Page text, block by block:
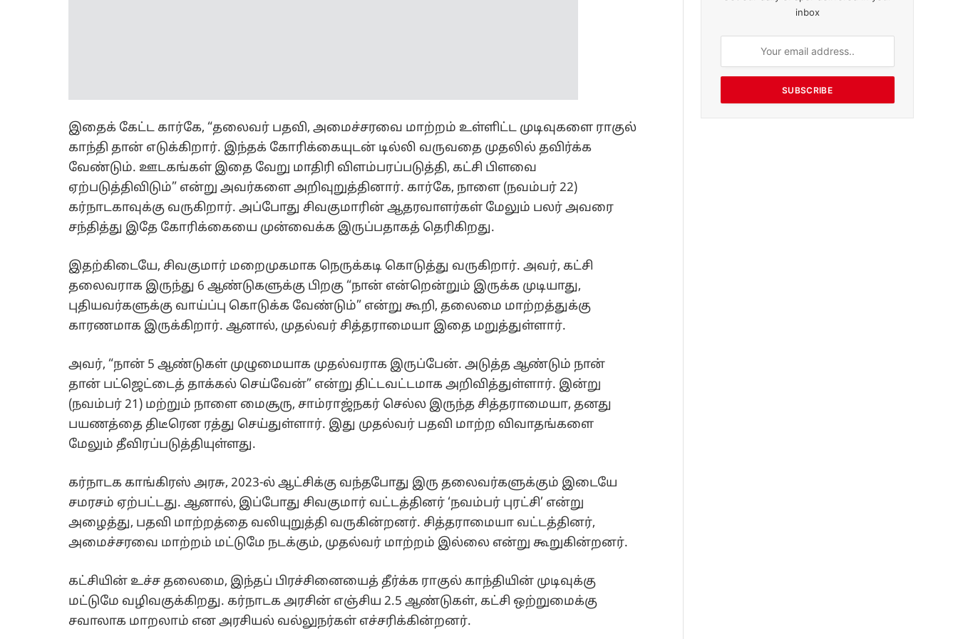
தலைவராக இருந்து 6 ஆண்டுகளுக்கு பிறகு “நான் என்றென்றும் இருக்க முடியாது,
புதியவர்களுக்கு வாய்ப்பு கொடுக்க வேண்டும்” என்று கூறி, தலைமை மாற்றத்துக்கு
காரணமாக இருக்கிறார். ஆனால், முதல்வர் சித்தராமையா இதை மறுத்துள்ளார்.
அவர், “நான் 5 ஆண்டுகள் முழுமையாக முதல்வராக இருப்பேன். அடுத்த ஆண்டும் நான்
தான் பட்ஜெட்டைத் தாக்கல் செய்வேன்” என்று திட்டவட்டமாக அறிவித்துள்ளார். இன்று
(நவம்பர் 21) மற்றும் நாளை மைசூரு, சாம்ராஜ்நகர் செல்ல இருந்த சித்தராமையா, தனது
மேலும் தீவிரப்படுத்தியுள்ளது.
கர்நாடக காங்கிரஸ் அரசு, 2023-ல் ஆட்சிக்கு வந்தபோது இரு தலைவர்களுக்கும் இடையே
சமரசம் ஏற்பட்டது. ஆனால், இப்போது சிவகுமார் வட்டத்தினர் ‘நவம்பர் புரட்சி’ என்று
அமைச்சரவை மாற்றம் மட்டுமே நடக்கும், முதல்வர் மாற்றம் இல்லை என்று கூறுகின்றனர்.
கட்சியின் உச்ச தலைமை, இந்தப் பிரச்சினையைத் தீர்க்க ராகுல் காந்தியின் முடிவுக்கு
மட்டுமே வழிவகுக்கிறது. கர்நாடக அரசின் எஞ்சிய 2.5 ஆண்டுகள், கட்சி ஒற்றுமைக்கு
சவாலாக மாறலாம் என அரசியல் வல்லுநர்கள் எச்சரிக்கின்றனர்.
இதையும் படிங்க:எங்க பேரை ஏன் போடல?! காங்., பெண் நிர்வாகிகள் அதிருப்தி!
அழைப்பிதழால் சர்ச்சை!
inbox
SUBSCRIBE